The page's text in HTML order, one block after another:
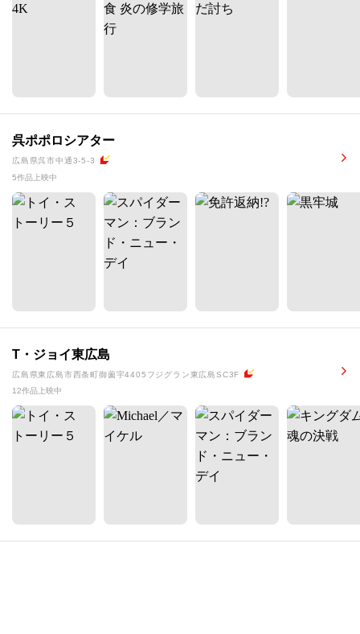
呉ポポロシアター
広島県呉市中通3-5-3
5作品上映中
T・ジョイ東広島
広島県東広島市西条町御薗宇4405フジグラン東広島SC3F
12作品上映中